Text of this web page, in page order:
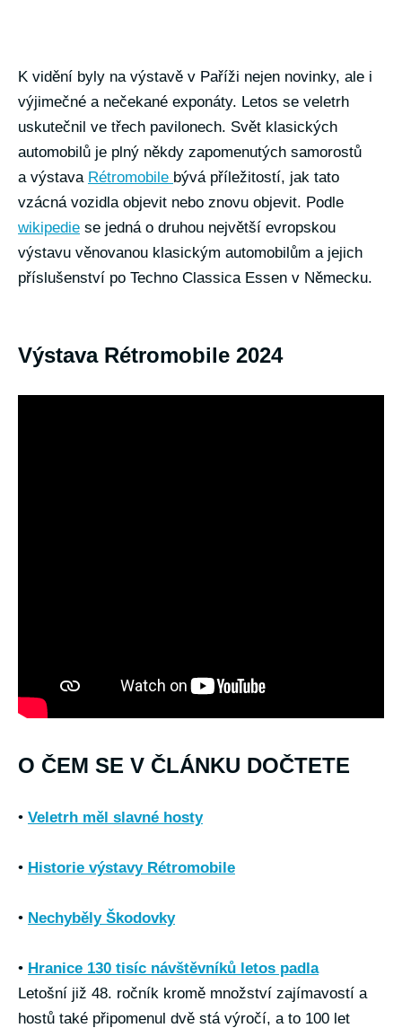
K vidění byly na výstavě v Paříži nejen novinky, ale i
výjimečné a nečekané exponáty. Letos se veletrh
uskutečnil ve třech pavilonech. Svět klasických
automobilů je plný někdy zapomenutých samorostů
a výstava Rétromobile bývá příležitostí, jak tato
vzácná vozidla objevit nebo znovu objevit. Podle
wikipedie se jedná o druhou největší evropskou
výstavu věnovanou klasickým automobilům a jejich
příslušenství po Techno Classica Essen v Německu.
Výstava Rétromobile 2024
O ČEM SE V ČLÁNKU DOČTETE
• Veletrh měl slavné hosty
• Historie výstavy Rétromobile
• Nechyběly Škodovky
• Hranice 130 tisíc návštěvníků letos padla
Letošní již 48. ročník kromě množství zajímavostí a
hostů také připomenul dvě stá výročí, a to 100 let